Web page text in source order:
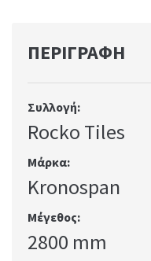
ΠΕΡΙΓΡΑΦΉ
Συλλογή:
Rocko Tiles
Μάρκα:
Kronospan
Μέγεθος:
2800 mm